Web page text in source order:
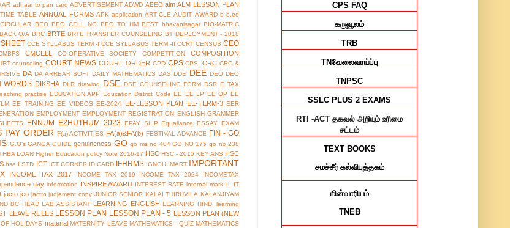
adhaar to pan card ADVERTISEMENT ADWD AEEO alm ALM LESSON PLAN
TABLE ANNUAL FORMS APK application ARTICLE AUDIT AWARD b b.ed
BEO BEO CELL NO BEO TO HM BEST bhavanisagar BIO-MATRIC
Q/A BRC BRTE BRTE TRANSFER COUNSELING BT DEPLOYMENT - 2018
CCE SYLLABUS TERM -I CCE SYLLABUS TERM -II CCRT CENSUS CEO
CMCELL CO-OPERATIVE SOCIETY COMPETITION COMPOSITION
counseling COURT NEWS COURT ORDER CPD CPS CPS. CRC CRC &
DA DA ARREAR SOFT DAILY MATHEMATICS DAS DDE DEE DEO DEO
WORDS DIKSHA DLR drawing DSE DSE COUNSELING FORM DSR E TAX
practise EDUCATION APP Education District Code EE EE LP EE QP EE
EE TRAINING EE VIDEOS EE-2024 EE-LESSON PLAN EE-TERM-3 EER
EMPLOYMENT EMPLOYMENT REGISTRATION ENGLISH GRAMMER
ENNUM EZHUTHUM 2023 EPAY SLIP Equallance ESSAY EXAM
PAY ORDER F(a) ACTIVITIES FA(a)&FA(b) FESTIVAL ADVANCE FIN - GO
G.O's GANGA GUIDE genuineness GO go ms no 404 GO NO 175 go no 238
HBA LOAN Higher Education policy Note 2016-17 HSC HSC - 2015 KEY ANS HSC
hse I STD ICT ICT CORNER ID CARD IFHRMS IGNOU IMART IMPORTANT
INCOME TAX 2017 INCOME TAX 2019 INCOME TAX 2024 INCOMETAX
day information INSPIRE AWARD INTEREST RATE internal mark IT IT
jacto-jeo jactto judjement copy JUNIOR SENIOR KALAI THIRUVILA KALANJIYAM
BC HEAD LAB ASSISTANT LEARNING ENGLISH LEARNING HINDI learning
LEAVE RULES LESSON PLAN LESSON PLAN - 5 LESSON PLAN (NEW
HOLIDAYS material MATERNITY LEAVE MATHEMATICS - QUIZ MATHEMATICS
CPS FAQ
கருவூலம்
TRB
TNவேலைவாய்ப்பு
TNPSC
SSLC PLUS 2 EXAMS
RTI -ACT தகவல் அறியும் உரிமை
சட்டம்
TEXT BOOKS
சமச்சீர் கல்விபுத்தகம்
மின்வாரியம்
TNEB